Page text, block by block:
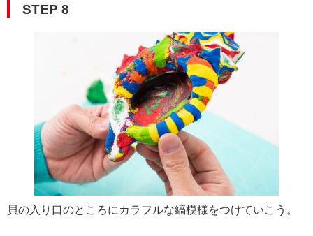
STEP 8
貝の入り口のところにカラフルな縞模様をつけていこう。